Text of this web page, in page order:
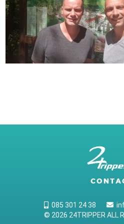
085 301 24 38
© 2026 24TRIPPER ALL